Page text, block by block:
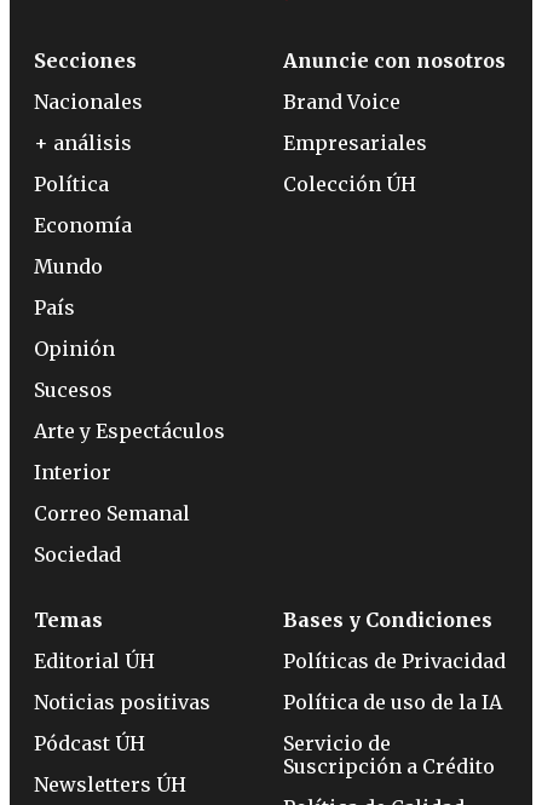
Secciones
Nacionales
+ análisis
Política
Economía
Mundo
País
Opinión
Sucesos
Arte y Espectáculos
Interior
Correo Semanal
Sociedad
Anuncie con nosotros
Brand Voice
Empresariales
Colección ÚH
Temas
Editorial ÚH
Noticias positivas
Pódcast ÚH
Newsletters ÚH
Bases y Condiciones
Políticas de Privacidad
Política de uso de la IA
Servicio de
Suscripción a Crédito